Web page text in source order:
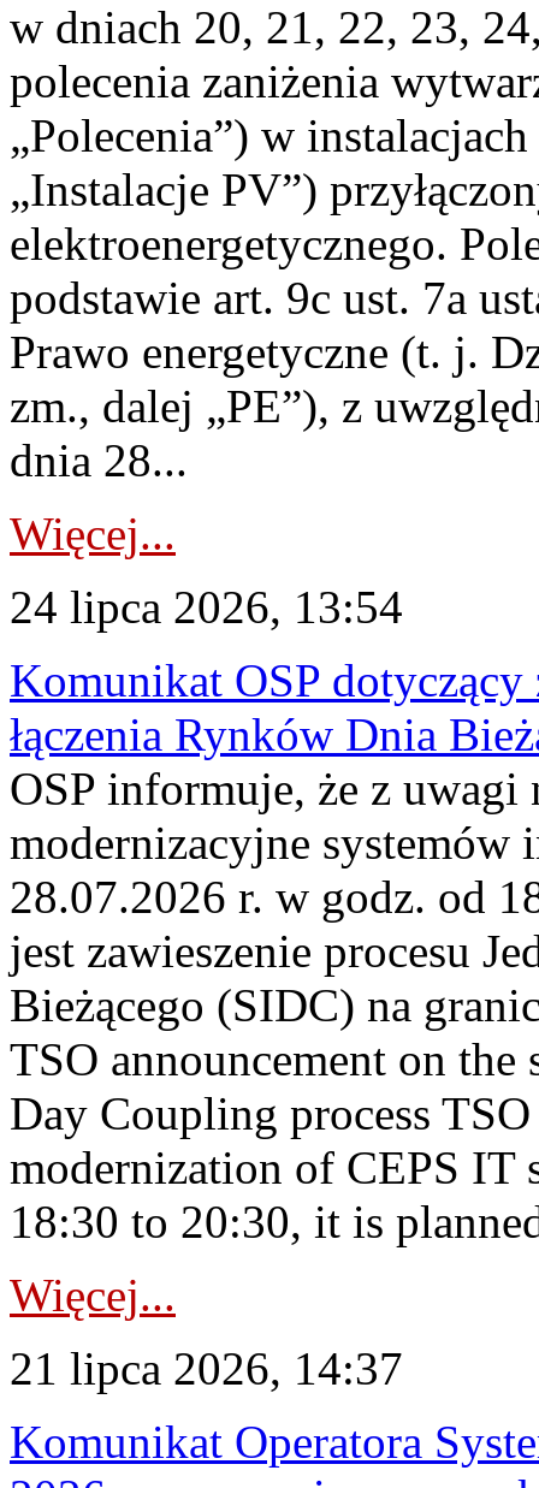
w dniach 20, 21, 22, 23,
polecenia zaniżenia
„Polecenia”) w
„Instalacje PV”)
elektroenergetycznego.
podstawie art. 9c ust. 7a
Prawo energetyczne (t. j.
zm., dalej „PE”), z
dnia 28...
Więcej...
24 lipca 2026, 13:54
Komunikat OSP dotyczący
łączenia Rynków Dnia
OSP informuje, że z uwagi
modernizacyjne
28.07.2026 r. w godz. od
jest zawieszenie procesu
Bieżącego (SIDC) na
TSO announcement on
Day Coupling process
modernization of CEPS IT
18:30 to 20:30, it is
Więcej...
21 lipca 2026, 14:37
Komunikat Operatora